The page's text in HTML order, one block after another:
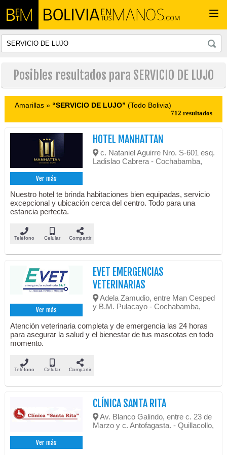
Posibles resultados para SERVICIO DE LUJO
Amarillas » “SERVICIO DE LUJO” (Todo Bolivia)
712 resultados
Ver más
HOTEL MANHATTAN
c. Nataniel Aguirre Nro. S-601 esq.
Ladislao Cabrera - Cochabamba,
Nuestro hotel te brinda habitaciones bien equipadas, servicio
excepcional y ubicación cerca del centro. Todo para una
estancia perfecta.
Teléfono Celular Compartir
Ver más
EVET EMERGENCIAS
VETERINARIAS
Adela Zamudio, entre Man Cesped
y B.M. Pulacayo - Cochabamba,
Atención veterinaria completa y de emergencia las 24 horas
para asegurar la salud y el bienestar de tus mascotas en todo
momento.
Teléfono Celular Compartir
Ver más
CLÍNICA SANTA RITA
Av. Blanco Galindo, entre c. 23 de
Marzo y c. Antofagasta. - Quillacollo,